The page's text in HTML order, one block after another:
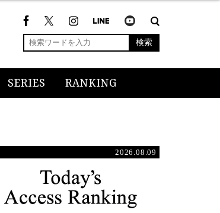
検索
SERIES RANKING
2026.08.09